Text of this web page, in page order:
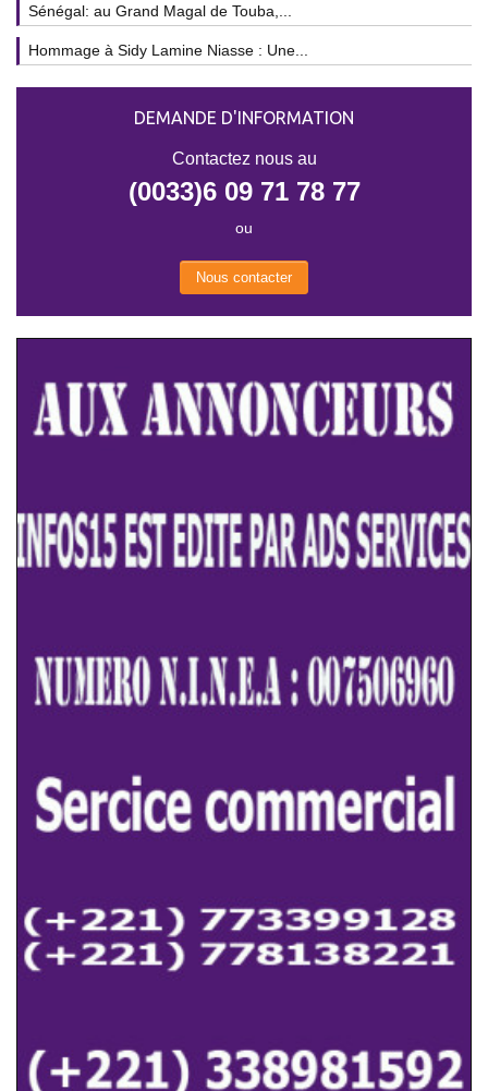
Sénégal: au Grand Magal de Touba,...
Hommage à Sidy Lamine Niasse : Une...
DEMANDE D'INFORMATION
Contactez nous au
(0033)6 09 71 78 77
ou
Nous contacter